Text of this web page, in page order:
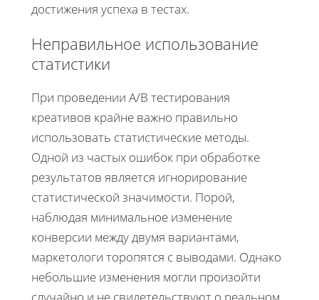
достижения успеха в тестах.
Неправильное использование
статистики
При проведении A/B тестирования
креативов крайне важно правильно
использовать статистические методы.
Одной из частых ошибок при обработке
результатов является игнорирование
статистической значимости. Порой,
наблюдая минимальное изменение
конверсии между двумя вариантами,
маркетологи торопятся с выводами. Однако
небольшие изменения могли произойти